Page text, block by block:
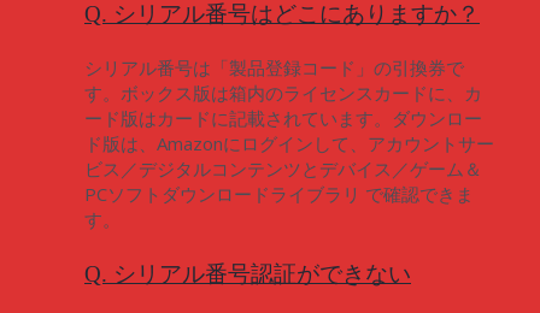
Q. シリアル番号はどこにありますか？
シリアル番号は「製品登録コード」の引換券で
す。ボックス版は箱内のライセンスカードに、カ
ード版はカードに記載されています。ダウンロー
ド版は、Amazonにログインして、アカウントサー
ビス／デジタルコンテンツとデバイス／ゲーム＆
PCソフトダウンロードライブラリ で確認できま
す。
Q. シリアル番号認証ができない